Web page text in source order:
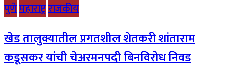
पुणेमहाराष्ट्रराजकीय
खेड तालुक्यातील प्रगतशील शेतकरी शांताराम
कडूसकर यांची चेअरमनपदी बिनविरोध निवड